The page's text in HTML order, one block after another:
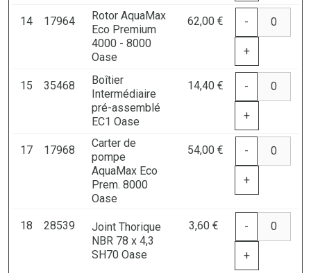
14 17964
Rotor AquaMax
Eco Premium
4000 - 8000
Oase
62,00 € -
+
15 35468
Boîtier
Intermédiaire
pré-assemblé
EC1 Oase
14,40 € -
+
17 17968
Carter de
pompe
AquaMax Eco
Prem. 8000
Oase
54,00 € -
+
18 28539
Joint Thorique
NBR 78 x 4,3
SH70 Oase
3,60 € -
+